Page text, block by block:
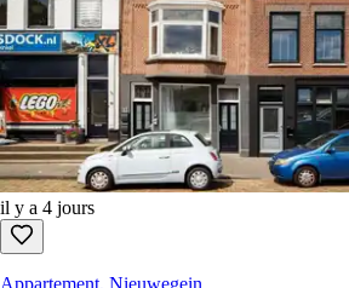
il y a 4 jours
Appartement, Nieuwegein